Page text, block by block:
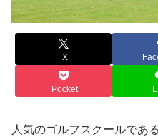
X
Pocket
人気のゴルフスクールであ